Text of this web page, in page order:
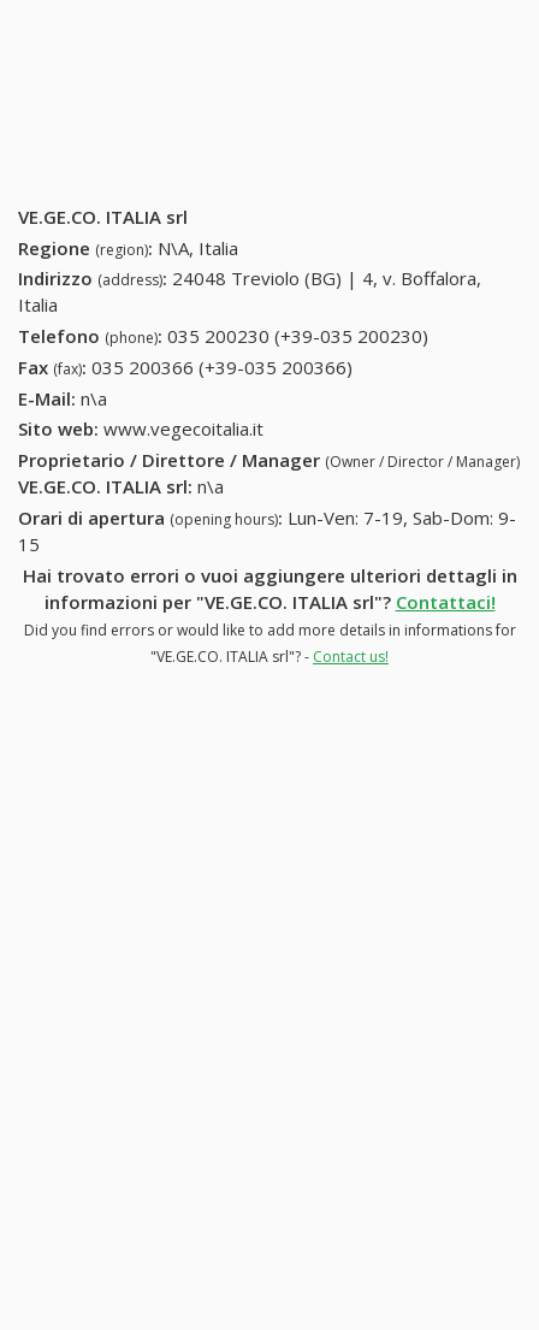
VE.GE.CO. ITALIA srl
Regione (region): N\A, Italia
Indirizzo (address): 24048 Treviolo (BG) | 4, v. Boffalora,
Italia
Telefono (phone): 035 200230 (+39-035 200230)
Fax (fax): 035 200366 (+39-035 200366)
E-Mail: n\a
Sito web: www.vegecoitalia.it
Proprietario / Direttore / Manager (Owner / Director / Manager)
VE.GE.CO. ITALIA srl: n\a
Orari di apertura (opening hours): Lun-Ven: 7-19, Sab-Dom: 9-
15
Hai trovato errori o vuoi aggiungere ulteriori dettagli in
informazioni per "VE.GE.CO. ITALIA srl"? Contattaci!
Did you find errors or would like to add more details in informations for
"VE.GE.CO. ITALIA srl"? - Contact us!